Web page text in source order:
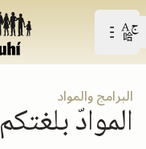
افتح القائمة الرّئيسيّة
Open user menu
البرامج والمواد
الموادّ بلغتكم